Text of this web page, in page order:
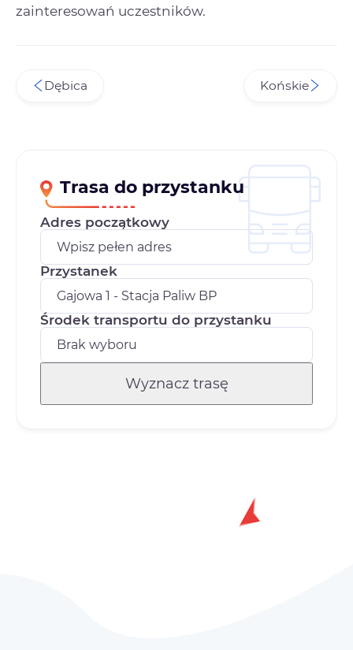
zainteresowań uczestników.
Dębica Końskie
Trasa do przystanku
Adres początkowy
Przystanek
Środek transportu do przystanku
Wyznacz trasę